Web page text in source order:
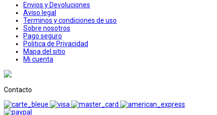
Envios y Devoluciones
Aviso legal
Terminos y condiciones de uso
Sobre nosotros
Pago seguro
Politica de Privacidad
Mapa del sitio
Mi cuenta
Contacto